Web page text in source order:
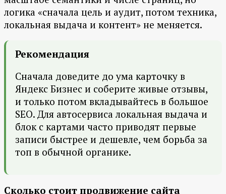
логика «сначала цель и аудит, потом техника,
локальная выдача и контент» не меняется.
Рекомендация
Сначала доведите до ума карточку в
Яндекс Бизнес и соберите живые отзывы,
и только потом вкладывайтесь в большое
SEO. Для автосервиса локальная выдача и
блок с картами часто приводят первые
записи быстрее и дешевле, чем борьба за
топ в обычной органике.
Сколько стоит продвижение сайта